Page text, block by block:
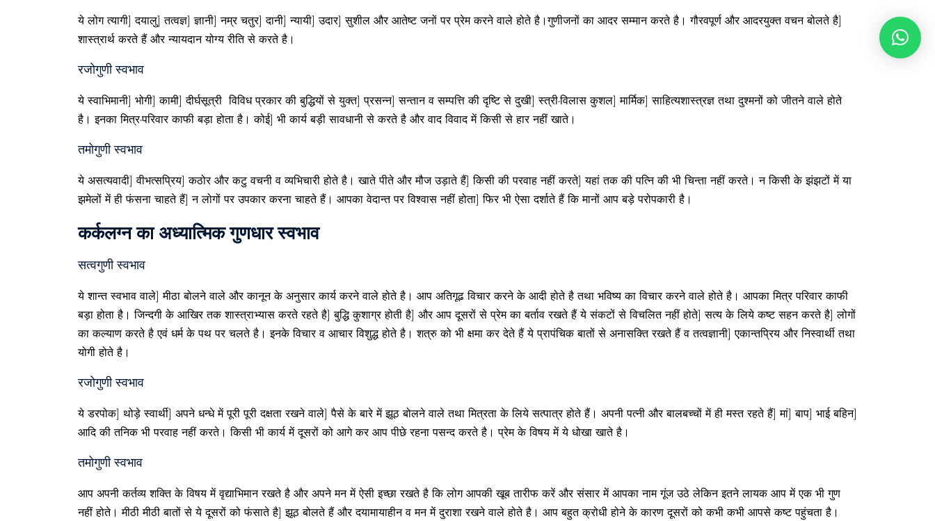
ये लोग त्यागी] दयालु] तत्वज्ञ] ज्ञानी] नम्र चतुर] दानी] न्यायी] उदार] सुशील और आतेष्ट जनों पर प्रेम करने वाले होते है।गुणीजनों का आदर सम्मान करते है। गौरवपूर्ण और आदरयुक्त वचन बोलते है]
शास्त्रार्थ करते हैं और न्यायदान योग्य रीति से करते है।
रजोगुणी स्वभाव
ये स्वाभिमानी] भोगी] कामी] दीर्घसूत्री विविध प्रकार की बुद्धियों से युक्त] प्रसन्न] सन्तान व सम्पत्ति की दृष्टि से दुखी] स्त्री-विलास कुशल] मार्मिक] साहित्यशास्त्रज्ञ तथा दुश्मनों को जीतने वाले होते
है। इनका मित्र-परिवार काफी बड़ा होता है। कोई] भी कार्य बड़ी सावधानी से करते है और वाद विवाद में किसी से हार नहीं खाते।
तमोगुणी स्वभाव
ये असत्यवादी] वीभत्सप्रिय] कठोर और कटु वचनी व व्यभिचारी होते है। खाते पीते और मौज उड़ाते हैं] किसी की परवाह नहीं करते] यहां तक की पत्नि की भी चिन्ता नहीं करते। न किसी के झंझटों में या
झमेलों में ही फंसना चाहते हैं] न लोगों पर उपकार करना चाहते हैं। आपका वेदान्त पर विश्वास नहीं होता] फिर भी ऐसा दर्शाते हैं कि मानों आप बड़े परोपकारी है।
कर्कलग्न का अध्यात्मिक गुणधार स्वभाव
सत्वगुणी स्वभाव
ये शान्त स्वभाव वाले] मीठा बोलने वाले और कानून के अनुसार कार्य करने वाले होते है। आप अतिगूढ विचार करने के आदी होते है तथा भविष्य का विचार करने वाले होते है। आपका मित्र परिवार काफी
बड़ा होता है। जिन्दगी के आखिर तक शास्त्राभ्यास करते रहते है] बुद्धि कुशाग्र होती है] और आप दूसरों से प्रेम का बर्ताव रखते हैं ये संकटों से विचलित नहीं होते] सत्य के लिये कष्ट सहन करते है] लोगों
का कल्याण करते है एवं धर्म के पथ पर चलते है। इनके विचार व आचार विशुद्ध होते है। शत्रु को भी क्षमा कर देते हैं ये प्रापंचिक बातों से अनासक्ति रखते हैं व तत्वज्ञानी] एकान्तप्रिय और निस्वार्थी तथा
योगी होते है।
रजोगुणी स्वभाव
ये डरपोक] थोड़े स्वार्थी] अपने धन्धे में पूरी पूरी दक्षता रखने वाले] पैसे के बारे में झूठ बोलने वाले तथा मित्रता के लिये सत्पात्र होते हैं। अपनी पत्नी और बालबच्चों में ही मस्त रहते हैं] मां] बाप] भाई बहिन]
आदि की तनिक भी परवाह नहीं करते। किसी भी कार्य में दूसरों को आगे कर आप पीछे रहना पसन्द करते है। प्रेम के विषय में ये धोखा खाते है।
तमोगुणी स्वभाव
आप अपनी कर्तव्य शक्ति के विषय में वृद्याभिमान रखते है और अपने मन में ऐसी इच्छा रखते है कि लोग आपकी खूब तारीफ करें और संसार में आपका नाम गूंज उठे लेकिन इतने लायक आप में एक भी गुण
नहीं होते। मीठी मीठी बातों से ये दूसरों को फंसाते है] झूठ बोलते हैं और दयामायाहीन व मन में दुराशा रखने वाले होते है। आप बहुत क्रोधी होने के कारण दूसरों को कभी कभी आपसे कष्ट पहुंचता है।